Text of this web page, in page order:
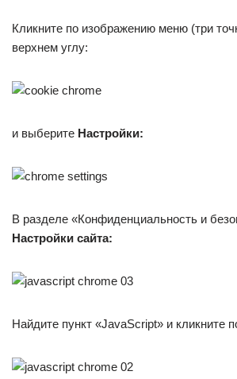
Кликните по изображению меню (три
верхнем углу:
и выберите Настройки:
В разделе «Конфиденциальность и
Настройки сайта:
Найдите пункт «JavaScript» и кликните